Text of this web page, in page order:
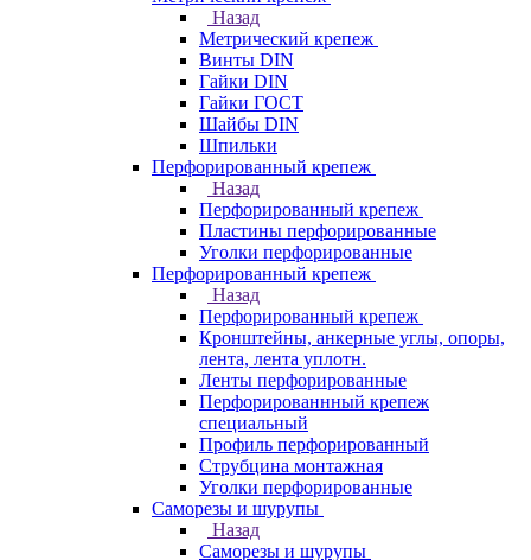
Назад
Метрический крепеж
Винты DIN
Гайки DIN
Гайки ГОСТ
Шайбы DIN
Шпильки
Перфорированный крепеж
Назад
Перфорированный крепеж
Пластины перфорированные
Уголки перфорированные
Перфорированный крепеж
Назад
Перфорированный крепеж
Кронштейны, анкерные углы, опоры,
лента, лента уплотн.
Ленты перфорированные
Перфорированнный крепеж
специальный
Профиль перфорированный
Струбцина монтажная
Уголки перфорированные
Саморезы и шурупы
Назад
Саморезы и шурупы